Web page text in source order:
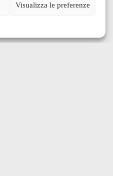
Visualizza le preferenze